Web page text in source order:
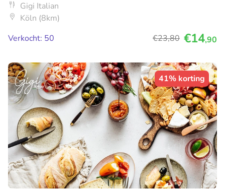
Gigi Italian
Köln (8km)
Verkocht: 50
€23,80 €14,90
41% korting